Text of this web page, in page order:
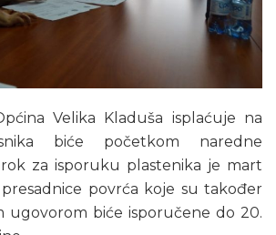
Velika Kladuša isplaćuje na
biće početkom naredne
rok za isporuku plastenika je mart
povrća koje su također
ugovorom biće isporučene do 20.